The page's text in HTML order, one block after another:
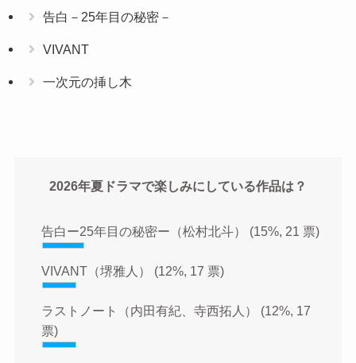
告白－25年目の秘密－
VIVANT
一次元の挿し木
2026年夏ドラマで楽しみにしている作品は？
告白ー25年目の秘密ー（松村北斗） (15%, 21 票)
VIVANT（堺雅人） (12%, 17 票)
ラストノート（内田有紀、寺西拓人） (12%, 17
票)